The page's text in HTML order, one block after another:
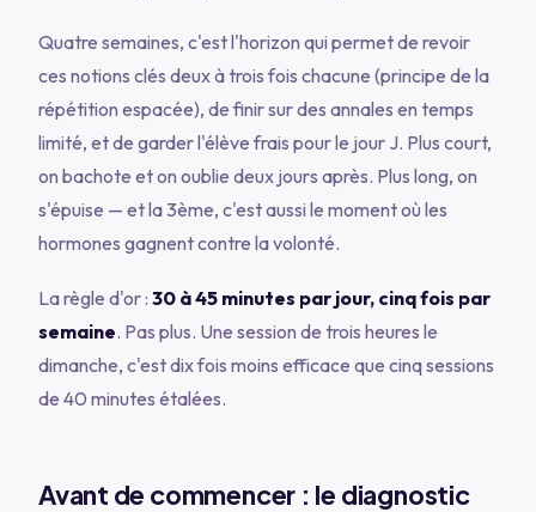
Quatre semaines, c'est l'horizon qui permet de revoir
ces notions clés deux à trois fois chacune (principe de la
répétition espacée), de finir sur des annales en temps
limité, et de garder l'élève frais pour le jour J. Plus court,
on bachote et on oublie deux jours après. Plus long, on
s'épuise — et la 3ème, c'est aussi le moment où les
hormones gagnent contre la volonté.
La règle d'or : 30 à 45 minutes par jour, cinq fois par
semaine. Pas plus. Une session de trois heures le
dimanche, c'est dix fois moins efficace que cinq sessions
de 40 minutes étalées.
Avant de commencer : le diagnostic